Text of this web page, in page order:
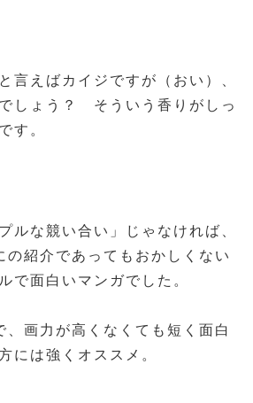
言えばカイジですが（おい）、
しょう？ そういう香りがしっ
す。
ルな競い合い」じゃなければ、
の紹介であってもおかしくない
で面白いマンガでした。
、画力が高くなくても短く面白
には強くオススメ。